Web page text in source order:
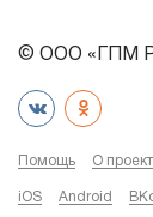
© ООО «ГПМ
Помощь О
iOS Android